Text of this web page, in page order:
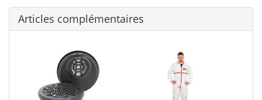
Articles complémentaires